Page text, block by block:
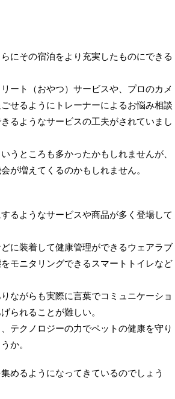
にその宿泊をより充実したものにできる
ート（おやつ）サービスや、プロのカメ
せるようにトレーナーによるお悩み相談
るようなサービスの工夫がされていまし
うところも多かったかもしれませんが、
が増えてくるのかもしれません。
るようなサービスや商品が多く登場して
に装着して健康管理ができるウェアラブ
モニタリングできるスマートトイレなど
ながらも実際に言葉でコミュニケーショ
られることが難しい。
テクノロジーの力でペットの健康を守り
か。
めるようになってきているのでしょう